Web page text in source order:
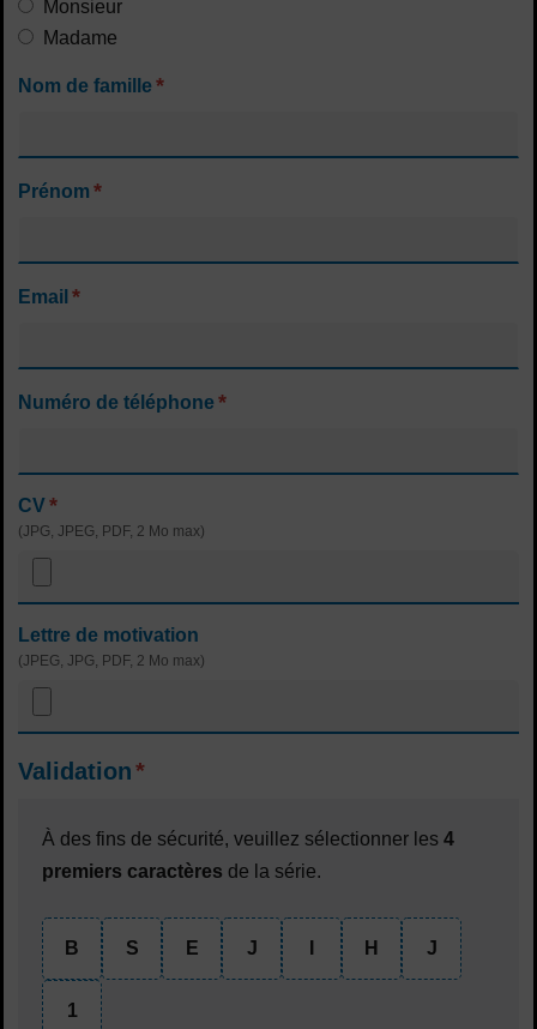
Monsieur
Madame
Nom de famille *
Prénom *
Email *
Numéro de téléphone *
CV*
(JPG, JPEG, PDF, 2 Mo max)
Lettre de motivation
(JPEG, JPG, PDF, 2 Mo max)
Validation*
À des fins de sécurité, veuillez sélectionner les 4
premiers caractères de la série.
B S E J H J
1